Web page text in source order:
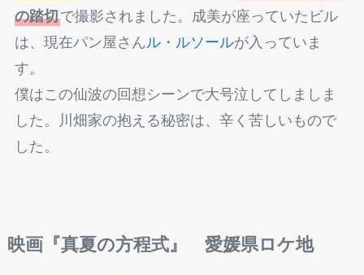
の踏切で撮影されました。成美が座っていたビル
は、現在パン屋さんル・ルソールが入っていま
す。
僕はこの仙波の回想シーンで大号泣してしましま
した。川畑家の抱える秘密は、辛く苦しいもので
した。
映画『真夏の方程式』 愛媛県ロケ地